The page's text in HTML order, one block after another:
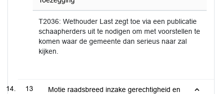
T2036: Wethouder Last zegt toe via een publicatie
schaapherders uit te nodigen om met voorstellen te
komen waar de gemeente dan serieus naar zal
kijken.
13
Motie raadsbreed inzake gerechtigheid en